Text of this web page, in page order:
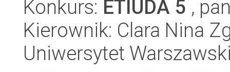
Konkurs: ETIUDA 5 ,
Kierownik: Clara Nina
Uniwersytet